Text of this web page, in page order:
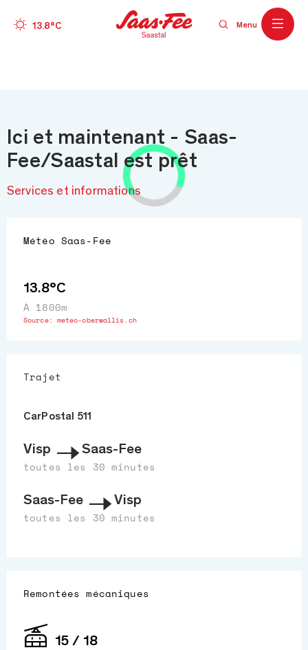
13.8°C
Wetter Menu
Ici et maintenant - Saas-
Fee/Saastal est prêt
Services et informations
Météo Saas-Fee
13.8°C
À 1800m
Source: meteo-oberwallis.ch
Trajet
CarPostal 511
Visp Saas-Fee
toutes les 30 minutes
Saas-Fee Visp
toutes les 30 minutes
Remontées mécaniques
15 / 18